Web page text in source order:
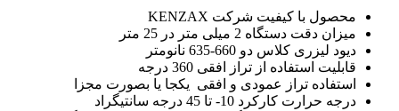
محصول با کیفیت شرکت KENZAX
میزان دقت دستگاه 2 میلی متر در 25 متر
دیود لیزری کلاس دو 660-635 نانومتر
قابلیت استفاده از تراز افقی 360 درجه
استفاده تراز عمودی و افقی یکجا یا بصورت مجزا
درجه حرارت کارکرد 10- تا 45 درجه سانتیگراد